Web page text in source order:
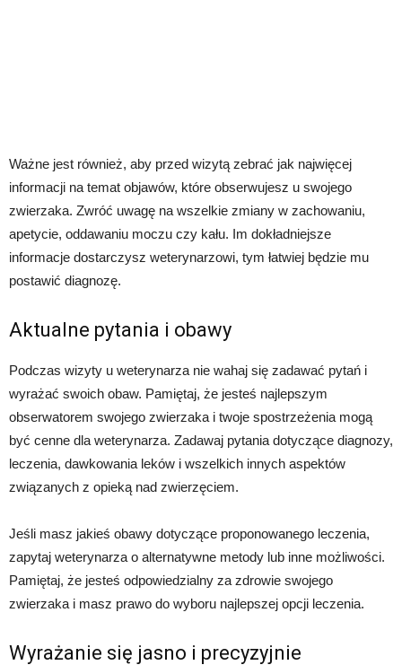
Ważne jest również, aby przed wizytą zebrać jak najwięcej
informacji na temat objawów, które obserwujesz u swojego
zwierzaka. Zwróć uwagę na wszelkie zmiany w zachowaniu,
apetycie, oddawaniu moczu czy kału. Im dokładniejsze
informacje dostarczysz weterynarzowi, tym łatwiej będzie mu
postawić diagnozę.
Aktualne pytania i obawy
Podczas wizyty u weterynarza nie wahaj się zadawać pytań i
wyrażać swoich obaw. Pamiętaj, że jesteś najlepszym
obserwatorem swojego zwierzaka i twoje spostrzeżenia mogą
być cenne dla weterynarza. Zadawaj pytania dotyczące diagnozy,
leczenia, dawkowania leków i wszelkich innych aspektów
związanych z opieką nad zwierzęciem.
Jeśli masz jakieś obawy dotyczące proponowanego leczenia,
zapytaj weterynarza o alternatywne metody lub inne możliwości.
Pamiętaj, że jesteś odpowiedzialny za zdrowie swojego
zwierzaka i masz prawo do wyboru najlepszej opcji leczenia.
Wyrażanie się jasno i precyzyjnie